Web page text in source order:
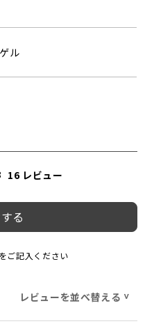
ル
16 レビュー
る
ご記入ください
レビューを並べ替える >